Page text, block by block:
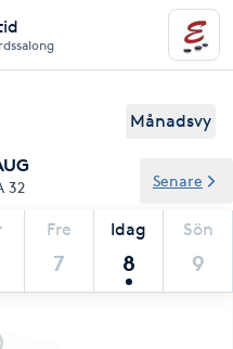
Månadsvy
32
Fre
7
Idag
8
Sön
9
Senare